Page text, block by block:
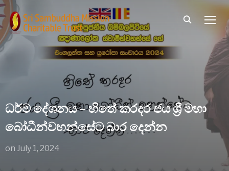
ධර්ම දේශනය – හිතේ කරදර ජය ශ්‍රී මහා
බෝධීන්වහන්සේට බාර දෙන්න
on July 1, 2024